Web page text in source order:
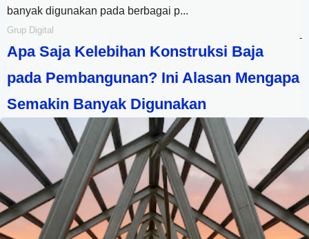
banyak digunakan pada berbagai p...
Grup Digital
-
Apa Saja Kelebihan Konstruksi Baja
pada Pembangunan? Ini Alasan Mengapa
Semakin Banyak Digunakan